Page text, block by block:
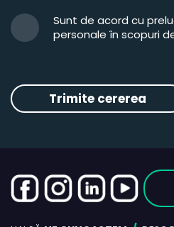
Sunt de acord cu
personale în scopuri